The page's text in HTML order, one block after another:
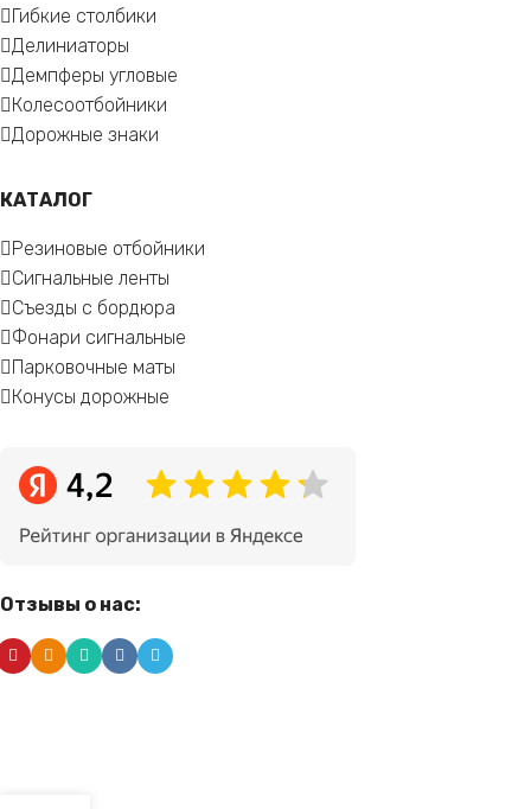
Гибкие столбики
Делиниаторы
Демпферы угловые
Колесоотбойники
Дорожные знаки
КАТАЛОГ
Резиновые отбойники
Сигнальные ленты
Съезды с бордюра
Фонари сигнальные
Парковочные маты
Конусы дорожные
Отзывы о нас: